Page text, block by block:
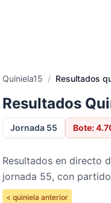
Quiniela15 / Resultados
Resultados
Jornada 55 Bote:
Resultados en directo
jornada 55, con
< quiniela anterior